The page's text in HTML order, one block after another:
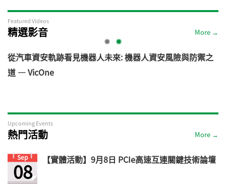
Featured Videos
精選影音 More →
從汽車資安軌跡看見機器人未來: 機器人資安風險與防禦之
道 — VicOne
Upcoming Events
熱門活動 More →
Sep
08 【實體活動】9月8日 PCIe高速互連關鍵技術論壇